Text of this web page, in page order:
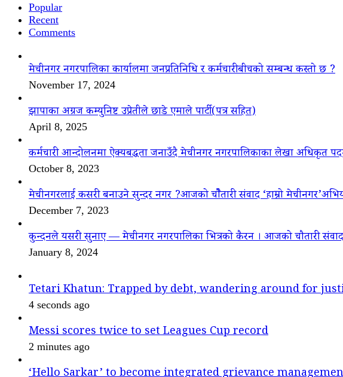
Popular
Recent
Comments
मेचीनगर नगरपालिका कार्यालमा जनप्रतिनिधि र कर्मचारीबीचको सम्बन्ध कस्तो छ ?
November 17, 2024
झापाका अग्रज कम्युनिष्ट उप्रेतीले छाडे एमाले पार्टी(पत्र सहित)
April 8, 2025
कर्मचारी आन्दोलनमा ऐक्यबद्धता जनाउँदै मेचीनगर नगरपालिकाका लेखा अधिकृत
October 8, 2023
मेचीनगरलाई कसरी बनाउने सुन्दर नगर ?आजको चौैतारी संवाद ‘हाम्रो
December 7, 2023
कुन्दनले यसरी सुनाए — मेचीनगर नगरपालिका भित्रको कैरन । आजको चौतारी
January 8, 2024
Tetari Khatun: Trapped by debt, wandering around for
4 seconds ago
Messi scores twice to set Leagues Cup record
2 minutes ago